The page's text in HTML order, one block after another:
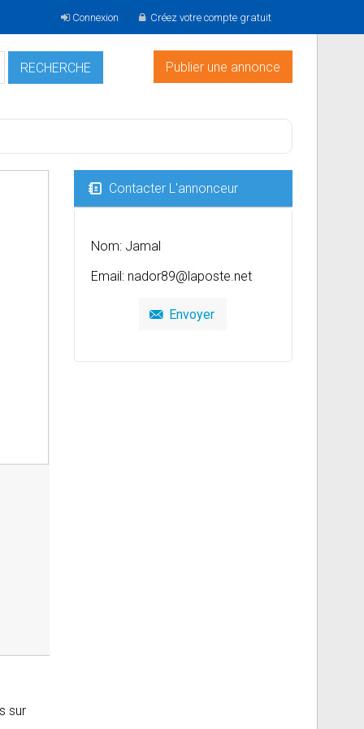
Connexion Créez votre compte gratuit
Publier une annonce
sur
Contacter L'annonceur
Nom: Jamal
Email: nador89@laposte.net
Envoyer